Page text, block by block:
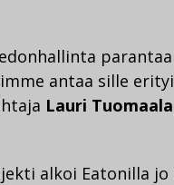
antaa sille
Lauri Tuomaala
alkoi Eatonilla jo